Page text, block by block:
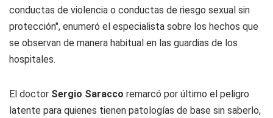
conductas de violencia o conductas de riesgo sexual sin
protección", enumeró el especialista sobre los hechos que
se observan de manera habitual en las guardias de los
hospitales.
El doctor Sergio Saracco remarcó por último el peligro
latente para quienes tienen patologías de base sin saberlo,